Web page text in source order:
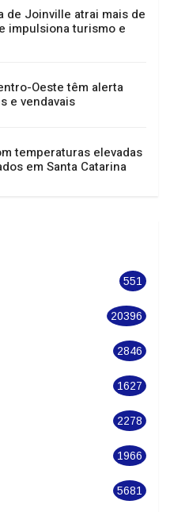
tributário em
serviços entre 15 e
de Joinville atrai mais de
impulsiona turismo e
Oeste têm alerta
e vendavais
em Santa Catarina
551
20396
2846
1627
2278